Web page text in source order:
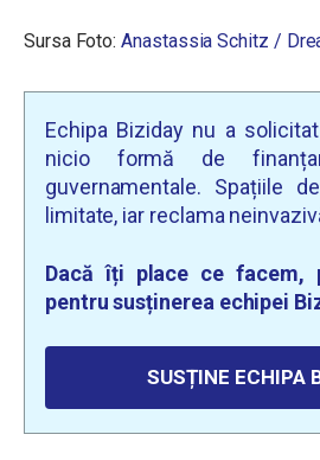
Sursa Foto:Anastassia Schitz /
Echipa Biziday nu a
nicio formă de
guvernamentale. Spațiile
limitate, iar reclama
Dacă îți place ce facem,
pentru susținerea echipei
SUSȚINE ECHIPA